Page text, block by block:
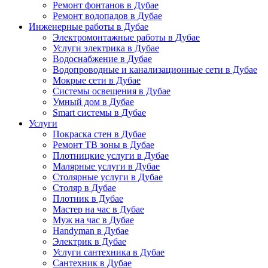
Ремонт фонтанов в Дубае
Ремонт водопадов в Дубае
Инженерные работы в Дубае
Электромонтажные работы в Дубае
Услуги электрика в Дубае
Водоснабжение в Дубае
Водопроводные и канализационные сети в Дубае
Мокрые сети в Дубае
Системы освещения в Дубае
Умный дом в Дубае
Smart системы в Дубае
Услуги
Покраска стен в Дубае
Ремонт ТВ зоны в Дубае
Плотницкие услуги в Дубае
Малярные услуги в Дубае
Столярные услуги в Дубае
Столяр в Дубае
Плотник в Дубае
Мастер на час в Дубае
Муж на час в Дубае
Handyman в Дубае
Электрик в Дубае
Услуги сантехника в Дубае
Сантехник в Дубае